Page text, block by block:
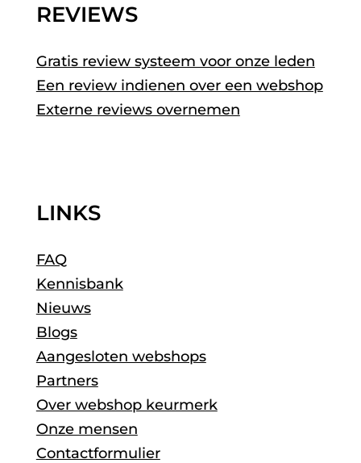
REVIEWS
Gratis review systeem voor onze leden
Een review indienen over een webshop
Externe reviews overnemen
LINKS
FAQ
Kennisbank
Nieuws
Blogs
Aangesloten webshops
Partners
Over webshop keurmerk
Onze mensen
Contactformulier